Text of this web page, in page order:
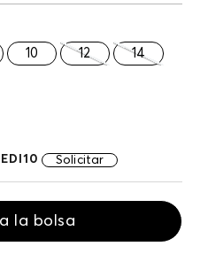
10 12 14
Solicitar
la bolsa